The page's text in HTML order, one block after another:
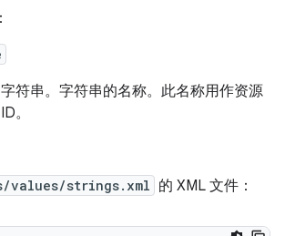
字符串。 字符串的名称。此名称用作资源
ID。
values/strings.xml 的 XML 文件：